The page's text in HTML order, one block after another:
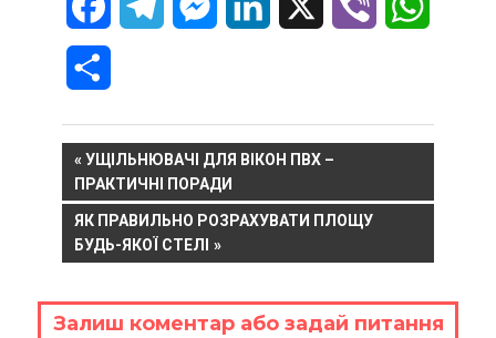
FacebookTelegramMessenger
LinkedIn Viber
Навигация
по
записям
PREVIOUS
POST:
УЩІЛЬНЮВАЧІ ДЛЯ ВІКОН ПВХ –
ПРАКТИЧНІ ПОРАДИ
NEXT
POST:
ЯК ПРАВИЛЬНО РОЗРАХУВАТИ ПЛОЩУ
БУДЬ-ЯКОЇ СТЕЛІ
Залиш коментар або задай питання